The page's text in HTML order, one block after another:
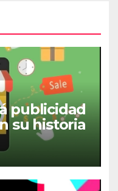
publicidad
su historia